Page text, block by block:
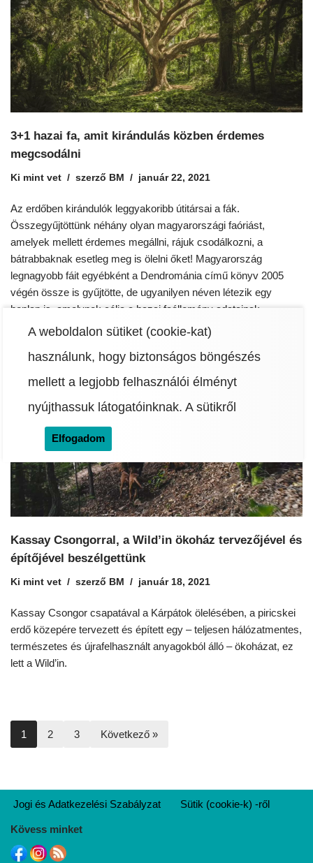
A weboldalon sütiket (cookie-kat)
használunk, hogy biztonságos böngészés
mellett a legjobb felhasználói élményt
nyújthassuk látogatóinknak.A sütikről
Elfogadom
3+1 hazai fa, amit kirándulás közben érdemes
megcsodálni
Ki mint vet szerző BM január 22, 2021
Az erdőben kirándulók leggyakoribb útitársai a fák.
Összegyűjtöttünk néhány olyan magyarországi faóriást,
amelyek mellett érdemes megállni, rájuk csodálkozni, a
bátrabbaknak esetleg meg is ölelni őket! Magyarország
legnagyobb fáit egyébként a Dendrománia című könyv 2005
végén össze is gyűjtötte, de ugyanilyen néven létezik egy
honlap is, amelynek célja a hazai faállomány adatainak
összegyűjtése, és ahová magunk… Read More »
Kassay Csongorral, a Wild’in ökoház tervezőjével és
építőjével beszélgettünk
Ki mint vet szerző BM január 18, 2021
Kassay Csongor csapatával a Kárpátok ölelésében, a piricskei
erdő közepére tervezett és épített egy – teljesen hálózatmentes,
természetes és újrafelhasznált anyagokból álló – ökoházat, ez
lett a Wild’in.
1 2 3 Következő »
Jogi és Adatkezelési Szabályzat Sütik (cookie-k) -ről
Kövess minket